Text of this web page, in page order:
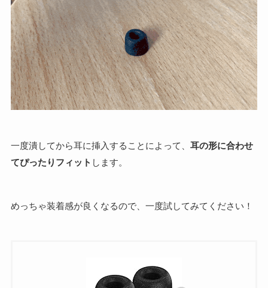
一度潰してから耳に挿入することによって、 耳の形に合わせ
てぴったりフィット します。
めっちゃ装着感が良くなるので、一度試してみてください！